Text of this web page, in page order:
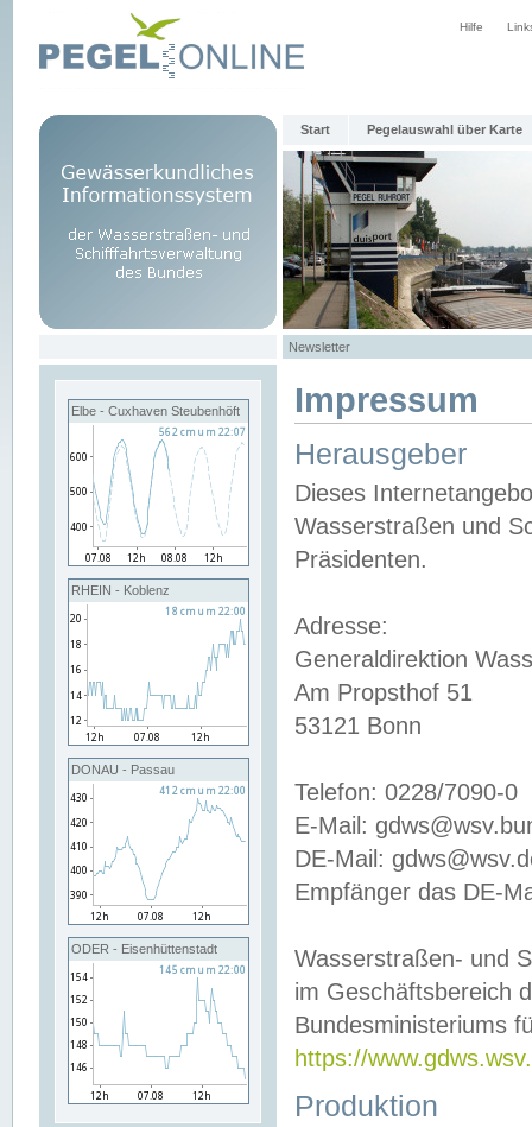
Hilfe
Start Pegelauswahl über Karte
Newsletter
Elbe - Cuxhaven Steubenhöft
RHEIN - Koblenz
DONAU - Passau
ODER - Eisenhüttenstadt
Impressum
Herausgeber
Dieses
Wasserstraßen und
Präsidenten.
Adresse:
Generaldirektion
Am Propsthof 51
53121 Bonn
Telefon: 0228/7090-0
E-Mail:
DE-Mail:
Empfänger das DE-
Wasserstraßen- und
im Geschäftsbereich
Bundesministeriums
https://
Produktion